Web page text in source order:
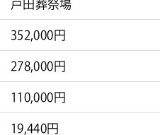
戸田葬祭場
352,000円
278,000円
110,000円
19,440円